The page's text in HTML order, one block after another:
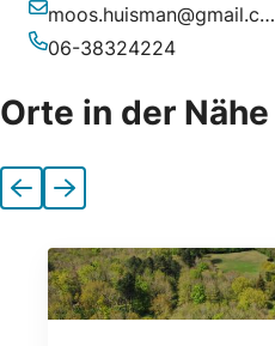
E-Mail-Adresse
moos.huisman@gmail.com
06-38324224
Orte in der Nähe
VorherigeNächste